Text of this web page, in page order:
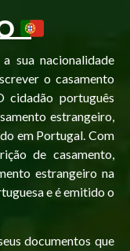
sua nacionalidade
o casamento
cidadão português
estrangeiro,
em Portugal. Com
de casamento,
estrangeiro na
e é emitido o
documentos que